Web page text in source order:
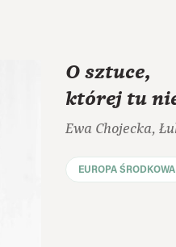
O sztuce,
której tu
Ewa Chojecka,
EUROPA ŚRODKOWA